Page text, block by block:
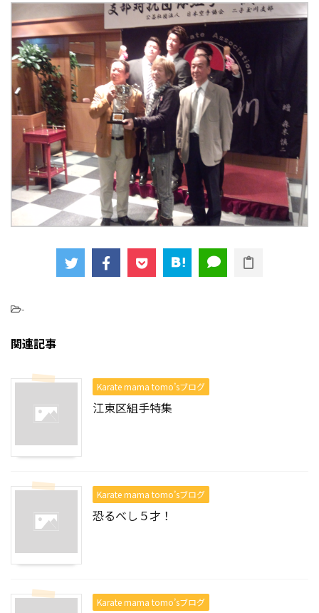
-
関連記事
Karate mama tomo’sブログ
江東区組手特集
Karate mama tomo’sブログ
恐るべし５才！
Karate mama tomo’sブログ